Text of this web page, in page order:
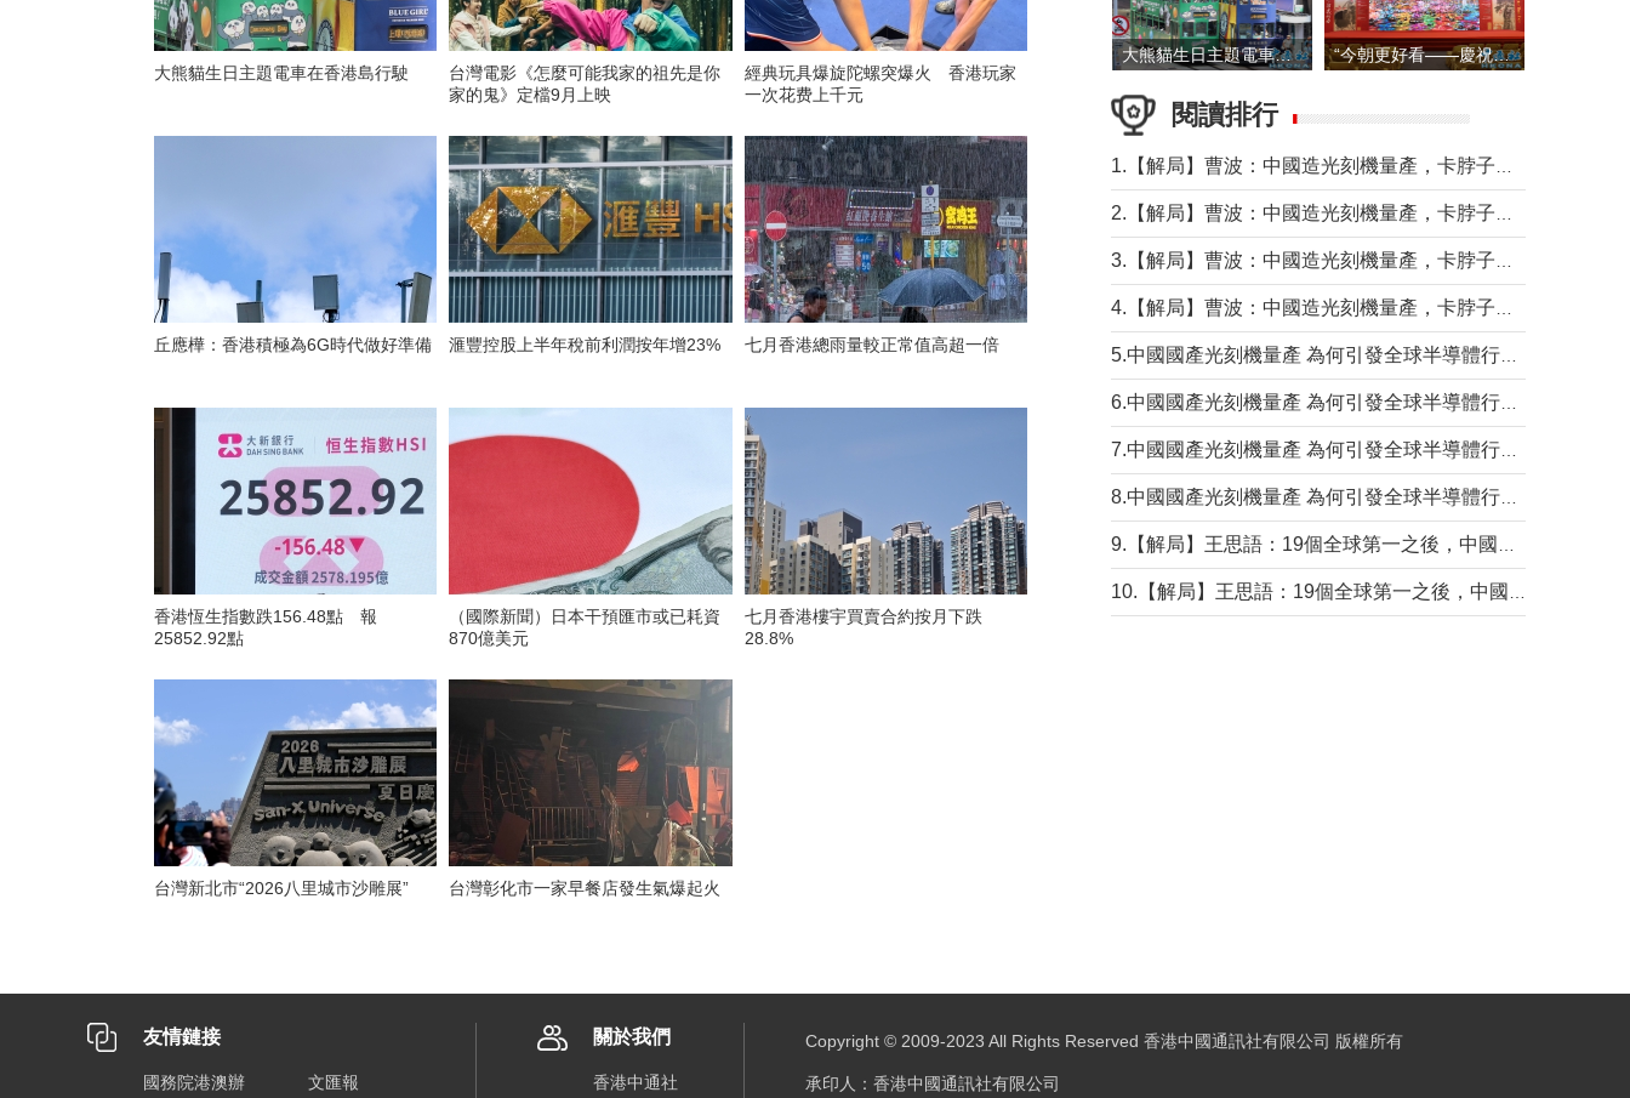
大熊貓生日主題電車在香港島行駛
台灣電影《怎麼可能我家的祖先是你
家的鬼》定檔9月上映
經典玩具爆旋陀螺突爆火 香港玩家
一次花费上千元
丘應樺：香港積極為6G時代做好準備 滙豐控股上半年稅前利潤按年增23% 七月香港總雨量較正常值高超一倍
香港恆生指數跌156.48點 報
25852.92點
（國際新聞）日本干預匯市或已耗資
870億美元
七月香港樓宇買賣合約按月下跌
28.8%
台灣新北市“2026八里城市沙雕展” 台灣彰化市一家早餐店發生氣爆起火
大熊貓生日主題電車在香港島行駛 “今朝更好看——慶祝中國共產黨成立105周年名家作品展”6日起舉行
閱讀排行
友情鏈接
國務院港澳辦 文匯報
關於我們
香港中通社
Copyright © 2009-2023 All Rights Reserved 香港中國通訊社有限公司 版權所有
承印人：香港中國通訊社有限公司